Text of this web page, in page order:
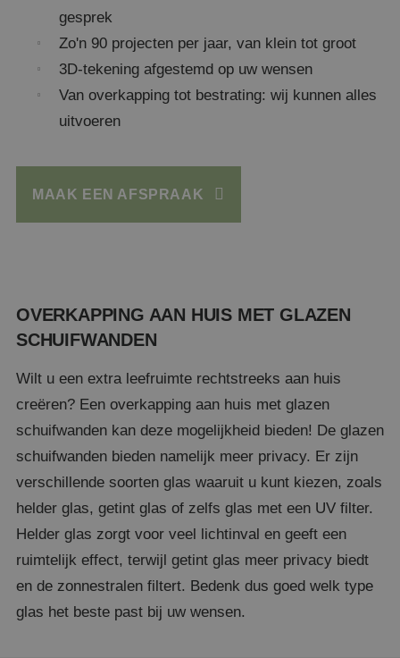
gesprek
Zo'n 90 projecten per jaar, van klein tot groot
3D-tekening afgestemd op uw wensen
Van overkapping tot bestrating: wij kunnen alles
uitvoeren
MAAK EEN AFSPRAAK
OVERKAPPING AAN HUIS MET GLAZEN
SCHUIFWANDEN
Wilt u een extra leefruimte rechtstreeks aan huis
creëren? Een overkapping aan huis met glazen
schuifwanden kan deze mogelijkheid bieden! De glazen
schuifwanden bieden namelijk meer privacy. Er zijn
verschillende soorten glas waaruit u kunt kiezen, zoals
helder glas, getint glas of zelfs glas met een UV filter.
Helder glas zorgt voor veel lichtinval en geeft een
ruimtelijk effect, terwijl getint glas meer privacy biedt
en de zonnestralen filtert. Bedenk dus goed welk type
glas het beste past bij uw wensen.